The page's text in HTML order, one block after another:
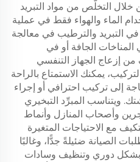
خلال التخلّص من مواد التبريد
الماء والهواء فقط في عملية
في التبريد والترطيب في معالجة
الجافة أو في
إزعاج الجهاز التنفسي
يمكنك الاستمتاع بالراحة
إلى تركيب احترافي أو إجراء
ويتناسب المبرِّد التبخيري
وأصحاب المنازل وأنماط
مع الاحتياجات المتغيرة
الصيانة ضئيلةً جدًّا، وغالبًا
بشكل دوري وتنظيف وسادات